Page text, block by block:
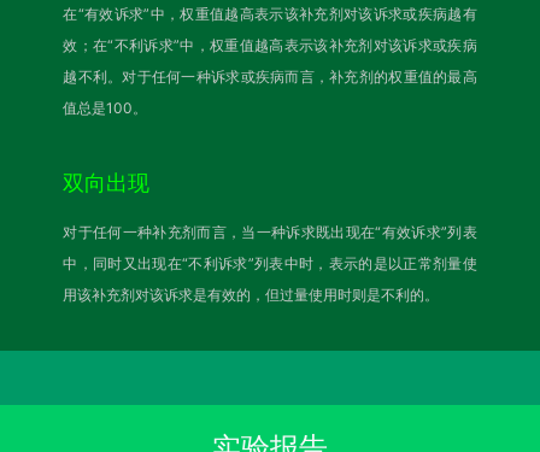
在“有效诉求”中，权重值越高表示该补充剂对该诉求或疾病越有
效；在“不利诉求”中，权重值越高表示该补充剂对该诉求或疾病
越不利。对于任何一种诉求或疾病而言，补充剂的权重值的最高
值总是100。
双向出现
对于任何一种补充剂而言，当一种诉求既出现在“有效诉求”列表
中，同时又出现在“不利诉求”列表中时，表示的是以正常剂量使
用该补充剂对该诉求是有效的，但过量使用时则是不利的。